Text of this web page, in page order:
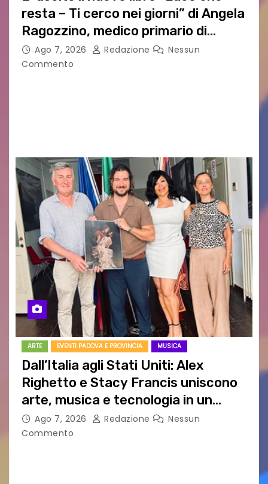
resta – Ti cerco nei giorni” di Angela
Ragozzino, medico primario di
Capua
Ago 7, 2026 Redazione
Nessun
Commento
ARTE EVENTI PADOVA E PROVINCIA MUSICA
Dall’Italia agli Stati Uniti: Alex
Righetto e Stacy Francis uniscono
arte, musica e tecnologia in un
nuovo progetto internazionale”
Ago 7, 2026 Redazione
Nessun
Commento